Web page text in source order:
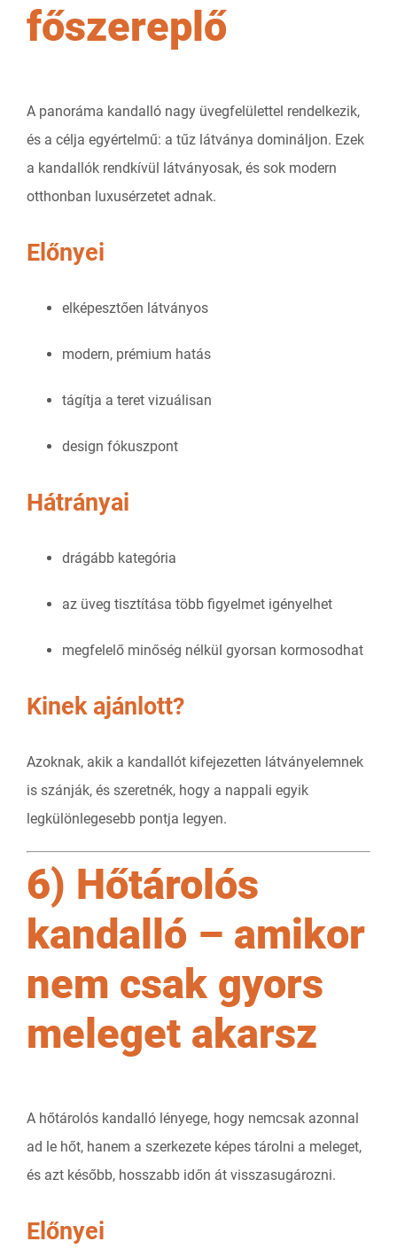
főszereplő
A panoráma kandalló nagy üvegfelülettel rendelkezik,
és a célja egyértelmű: a tűz látványa domináljon. Ezek
a kandallók rendkívül látványosak, és sok modern
otthonban luxusérzetet adnak.
Előnyei
elképesztően látványos
modern, prémium hatás
tágítja a teret vizuálisan
design fókuszpont
Hátrányai
drágább kategória
az üveg tisztítása több figyelmet igényelhet
megfelelő minőség nélkül gyorsan kormosodhat
Kinek ajánlott?
Azoknak, akik a kandallót kifejezetten látványelemnek
is szánják, és szeretnék, hogy a nappali egyik
legkülönlegesebb pontja legyen.
6) Hőtárolós
kandalló – amikor
nem csak gyors
meleget akarsz
A hőtárolós kandalló lényege, hogy nemcsak azonnal
ad le hőt, hanem a szerkezete képes tárolni a meleget,
és azt később, hosszabb időn át visszasugározni.
Előnyei